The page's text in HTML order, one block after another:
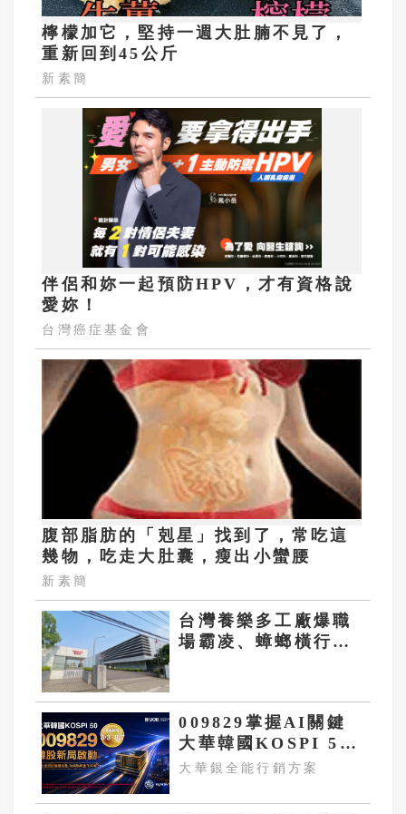
檸檬加它，堅持一週大肚腩不見了，
重新回到45公斤
新素簡
伴侶和妳一起預防HPV，才有資格說
愛妳！
台灣癌症基金會
腹部脂肪的「剋星」找到了，常吃這
幾物，吃走大肚囊，瘦出小蠻腰
新素簡
台灣養樂多工廠爆職
場霸凌、蟑螂橫行
009829掌握AI關鍵
大華韓國KOSPI 50
今強勢開募
大華銀全能行銷方案